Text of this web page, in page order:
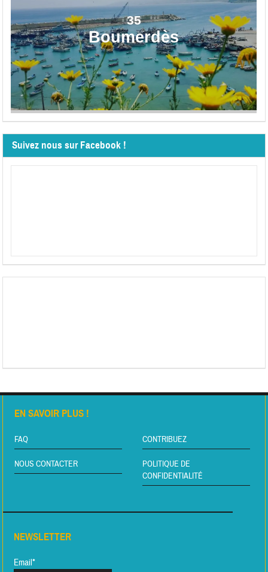
35
Boumerdès
Suivez nous sur Facebook !
EN SAVOIR PLUS !
FAQ CONTRIBUEZ
NOUS CONTACTER
POLITIQUE DE
CONFIDENTIALITÉ
NEWSLETTER
Email*